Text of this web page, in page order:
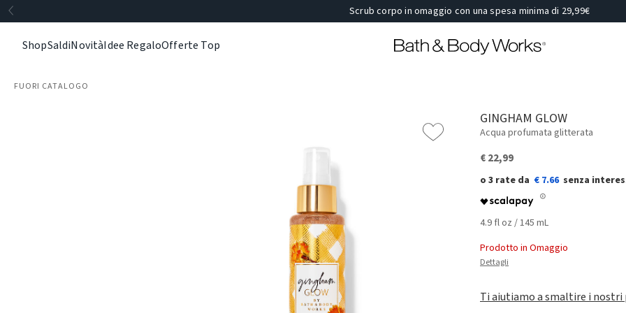
Scrub corpo in omaggio con una spesa minima di 29,99€
ShopSaldiNovitàIdee RegaloOfferte Top
FUORI CATALOGO
GINGHAM GLOW
Acqua profumata glitterata
€ 22,99
€ 7.66
4.9 fl oz / 145 mL
Prodotto in Omaggio
Dettagli
Ti aiutiamo a smaltire i